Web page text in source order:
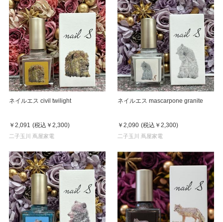
ネイルエス civil twilight
￥2,091 (税込 ￥2,300)
二子玉川 蔦屋家電
ネイルエス mascarpone granite
￥2,090 (税込 ￥2,300)
二子玉川 蔦屋家電